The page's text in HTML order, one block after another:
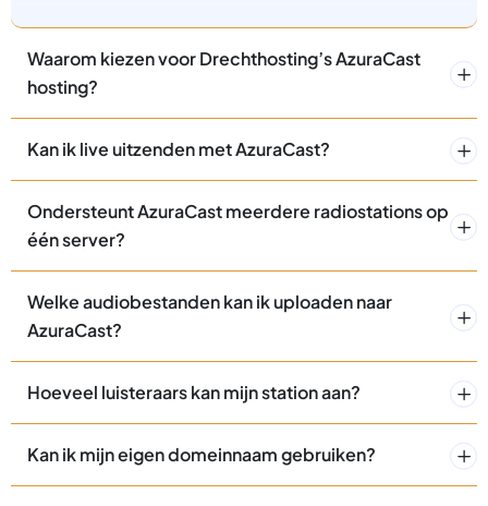
Waarom kiezen voor Drechthosting’s AzuraCast
hosting?
Kan ik live uitzenden met AzuraCast?
Ondersteunt AzuraCast meerdere radiostations op
één server?
Welke audiobestanden kan ik uploaden naar
AzuraCast?
Hoeveel luisteraars kan mijn station aan?
Kan ik mijn eigen domeinnaam gebruiken?